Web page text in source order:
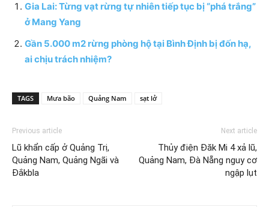
Gia Lai: Từng vạt rừng tự nhiên tiếp tục bị “phá trắng”
ở Mang Yang
Gần 5.000 m2 rừng phòng hộ tại Bình Định bị đốn hạ,
ai chịu trách nhiệm?
TAGS Mưa bão Quảng Nam sạt lở
Previous article
Lũ khẩn cấp ở Quảng Trị,
Quảng Nam, Quảng Ngãi và
Đắkbla
Next article
Thủy điện Đăk Mi 4 xả lũ,
Quảng Nam, Đà Nẵng nguy cơ
ngập lụt